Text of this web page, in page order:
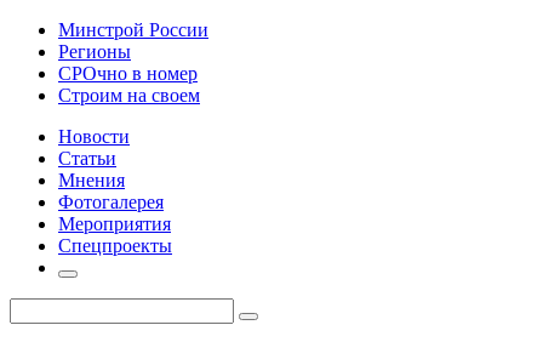
Минстрой России
Регионы
СРОчно в номер
Строим на своем
Новости
Статьи
Мнения
Фотогалерея
Мероприятия
Спецпроекты